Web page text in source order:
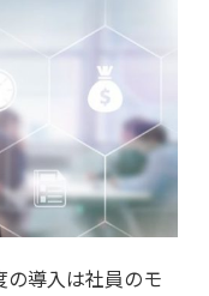
の導入は社員のモ